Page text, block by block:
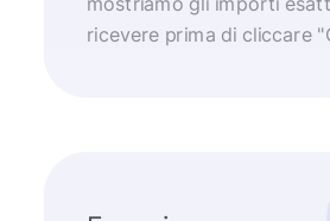
mostriamo gli importi
ricevere prima di cliccare